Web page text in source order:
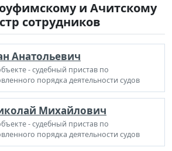
и Ачитскому
сотрудников
Анатольевич
- судебный пристав по
порядка деятельности судов
Михайлович
- судебный пристав по
порядка деятельности судов